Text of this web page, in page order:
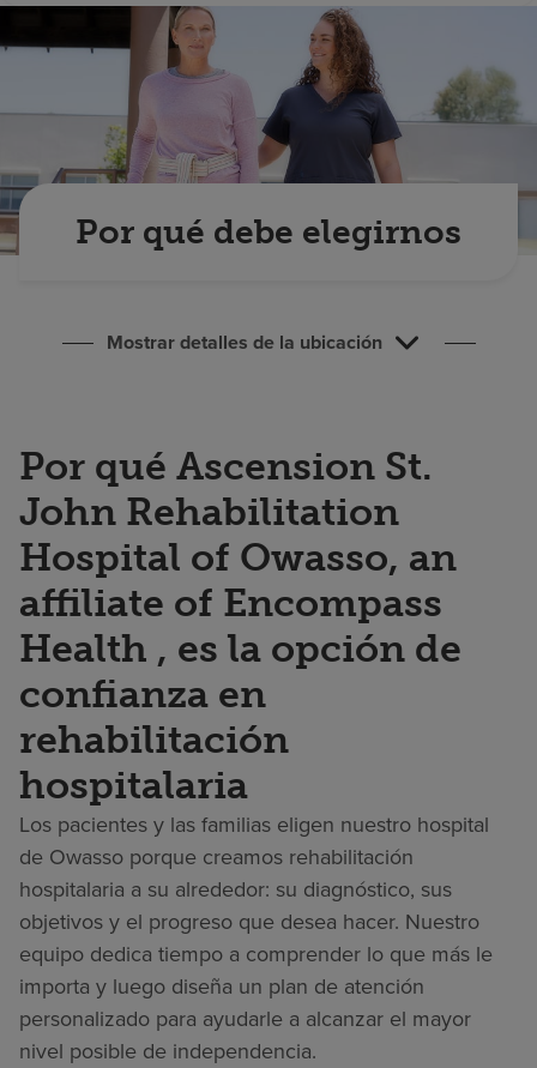
Inversores
Pagar mi factura
Por qué debe elegirnos
Mostrar detalles de la ubicación
Por qué Ascension St.
John Rehabilitation
Hospital of Owasso, an
affiliate of Encompass
Health , es la opción de
confianza en
rehabilitación
hospitalaria
Los pacientes y las familias eligen nuestro hospital
de Owasso porque creamos rehabilitación
hospitalaria a su alrededor: su diagnóstico, sus
objetivos y el progreso que desea hacer. Nuestro
equipo dedica tiempo a comprender lo que más le
importa y luego diseña un plan de atención
personalizado para ayudarle a alcanzar el mayor
nivel posible de independencia.